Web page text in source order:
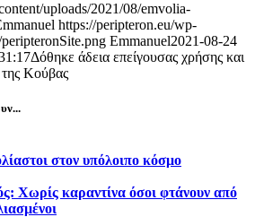
uploads/2021/08/emvolia-
https://peripteron.eu/wp-
Emmanuel2021-08-24
Δόθηκε άδεια επείγουσας χρήσης και
Κούβας
στον υπόλοιπο κόσμο
Χωρίς καραντίνα όσοι φτάνουν από